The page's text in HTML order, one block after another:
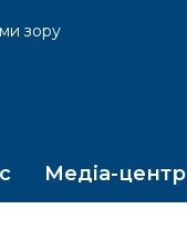
зору
Медіа-центр